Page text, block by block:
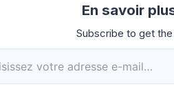
En savoir
Subscribe to get